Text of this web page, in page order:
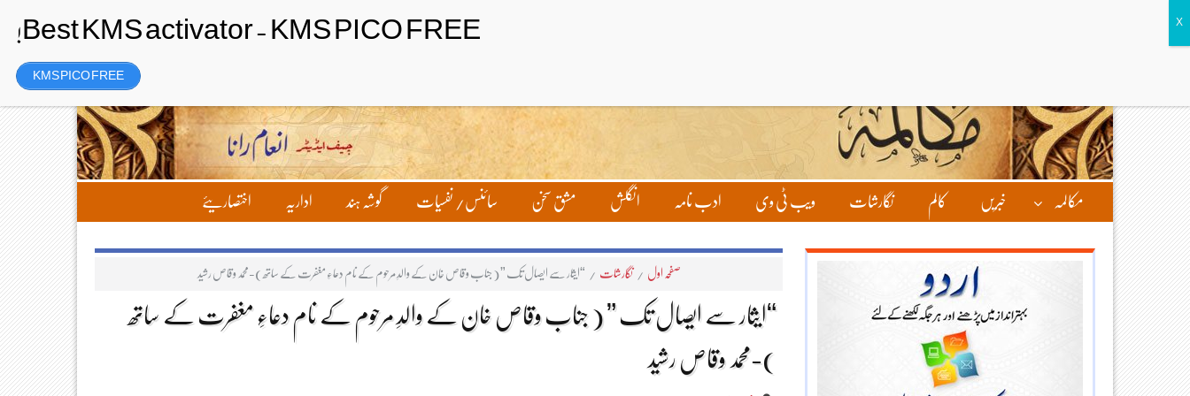
Friday، 7 August 2026ء لاگ ان رجسٹر
مکالمہ خبریں کالم نگارشات ویب ٹی وی ادب نامہ انگلش مشق سخن سائنس/ نفسیات گوشہ ہند اداریہ اختصاریئے
صفحہ اول / نگارشات / “ایثار سے ایصال تک ” ( جناب وقاص خان کے والدِ مرحوم کے نام دعاءِ مغفرت کے ساتھ )-محمد وقاص رشید
“ایثار سے ایصال تک ” ( جناب وقاص خان کے والدِ مرحوم کے نام دعاءِ مغفرت کے ساتھ
)-محمد وقاص رشید
KMS PICO FREE